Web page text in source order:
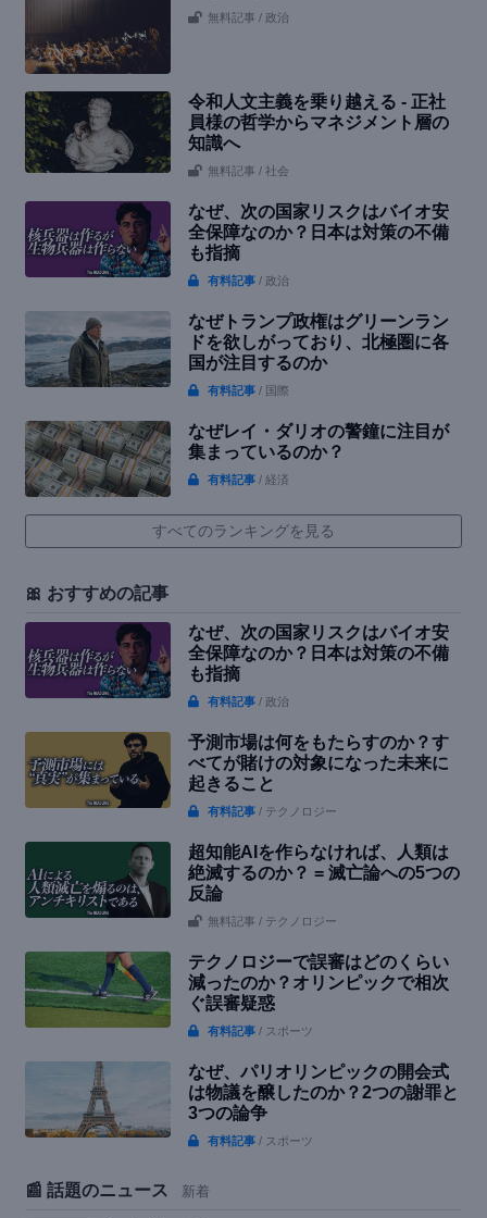
無料記事 / 政治
令和人文主義を乗り越える - 正社
員様の哲学からマネジメント層の
知識へ
無料記事 / 社会
なぜ、次の国家リスクはバイオ安
全保障なのか？日本は対策の不備
も指摘
有料記事 / 政治
なぜトランプ政権はグリーンラン
ドを欲しがっており、北極圏に各
国が注目するのか
有料記事 / 国際
なぜレイ・ダリオの警鐘に注目が
集まっているのか？
有料記事 / 経済
すべてのランキングを見る
🎀 おすすめの記事
なぜ、次の国家リスクはバイオ安
全保障なのか？日本は対策の不備
も指摘
有料記事 / 政治
予測市場は何をもたらすのか？す
べてが賭けの対象になった未来に
起きること
有料記事 / テクノロジー
超知能AIを作らなければ、人類は
絶滅するのか？ = 滅亡論への5つの
反論
無料記事 / テクノロジー
テクノロジーで誤審はどのくらい
減ったのか？オリンピックで相次
ぐ誤審疑惑
有料記事 / スポーツ
なぜ、パリオリンピックの開会式
は物議を醸したのか？2つの謝罪と
3つの論争
有料記事 / スポーツ
📰 話題のニュース 新着